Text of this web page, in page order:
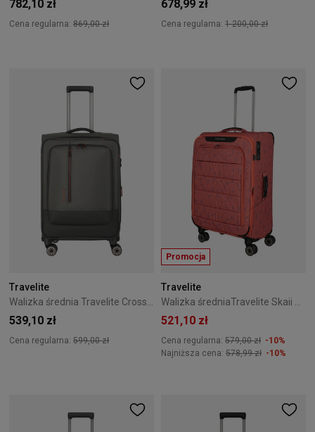
782,10 zł
Cena regularna: 869,00 zł
678,99 zł
Cena regularna: 1 200,00 zł
Travelite
Walizka średnia Travelite CrossLite 5.0 4K 66 cm Green
539,10 zł
Cena regularna: 599,00 zł
Promocja
Travelite
Walizka średniaTravelite Skaii 67 cm pomarańczowa
521,10 zł
Cena regularna: 579,00 zł -10%
Najniższa cena: 578,99 zł -10%